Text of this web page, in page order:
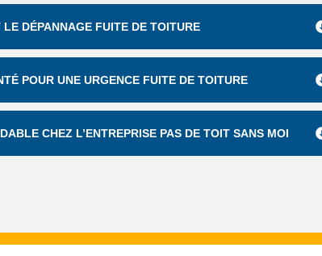
DÉPANNAGE FUITE DE TOITURE
POUR UNE URGENCE FUITE DE TOITURE
CHEZ L’ENTREPRISE PAS DE TOIT SANS MOI